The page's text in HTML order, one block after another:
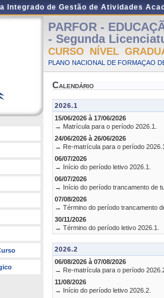
Integrado de Gestão de Atividades
PARFOR -
- Segunda
CURSO NÍVEL
PLANO NACIONAL DE FORMAÇAO
Calendário
2026.1
15/06/2026 à 17/06/2026
→ Matrícula para o período 2026.1.
24/06/2026 à 26/06/2026
→ Re-matrícula para o período
06/07/2026
→ Início do período letivo 2026.1.
06/07/2026
→ Início do período trancamento de
07/08/2026
→ Término do período trancamento
30/11/2026
→ Término do período letivo 2026.1.
2026.2
06/08/2026 à 07/08/2026
→ Re-matrícula para o período
11/08/2026
→ Início do período letivo 2026.2.